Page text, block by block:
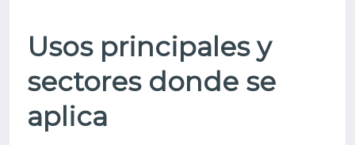
Usos principales y
sectores donde se
aplica